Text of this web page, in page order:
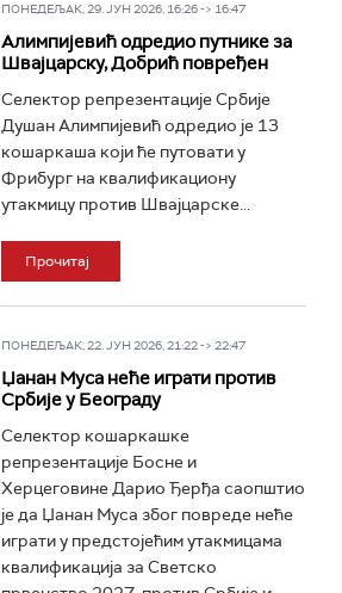
ПОНЕДЕЉАК, 29. ЈУН 2026, 16:26 -> 16:47
Алимпијевић одредио путнике за
Швајцарску, Добрић повређен
Селектор репрезентације Србије
Душан Алимпијевић одредио је 13
кошаркаша који ће путовати у
Фрибург на квалификациону
утакмицу против Швајцарске...
Прочитај
ПОНЕДЕЉАК, 22. ЈУН 2026, 21:22 -> 22:47
Џанан Муса неће играти против
Србије у Београду
Селектор кошаркашке
репрезентације Босне и
Херцеговине Дарио Ђерђа саопштио
је да Џанан Муса због повреде неће
играти у предстојећим утакмицама
квалификација за Светско